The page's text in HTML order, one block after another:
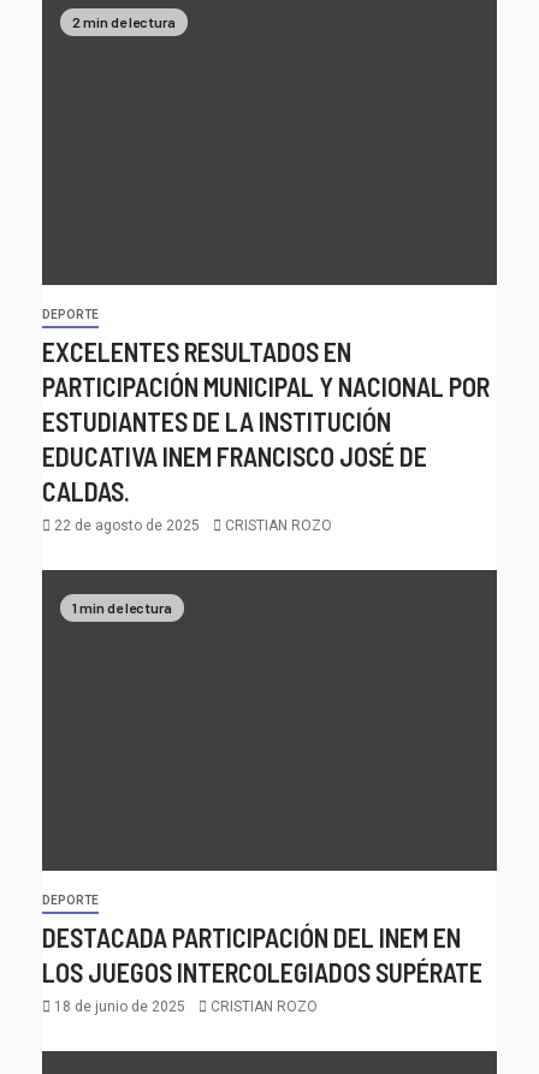
2 min de lectura
DEPORTE
EXCELENTES RESULTADOS EN
PARTICIPACIÓN MUNICIPAL Y NACIONAL POR
ESTUDIANTES DE LA INSTITUCIÓN
EDUCATIVA INEM FRANCISCO JOSÉ DE
CALDAS.
22 de agosto de 2025 CRISTIAN ROZO
1 min de lectura
DEPORTE
DESTACADA PARTICIPACIÓN DEL INEM EN
LOS JUEGOS INTERCOLEGIADOS SUPÉRATE
18 de junio de 2025 CRISTIAN ROZO